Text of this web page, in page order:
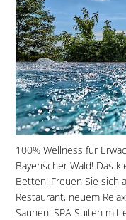
100% Wellness für
Bayerischer Wald! Das
Betten! Freuen Sie sich
Restaurant, neuem
Saunen. SPA-Suiten mit